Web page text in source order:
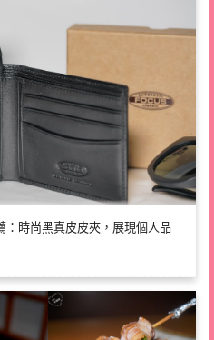
：時尚黑真皮皮夾，展現個人品